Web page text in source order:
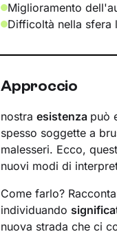
Miglioramento
Difficoltà nella sfera
Approccio
nostra esistenza può
spesso soggette a
malesseri. Ecco,
nuovi modi di
Come farlo?
individuando
nuova strada che ci